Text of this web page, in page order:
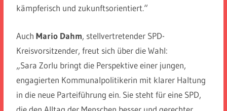
kämpferisch und zukunftsorientiert.“
AuchMario Dahm, stellvertretender SPD-
Kreisvorsitzender, freut sich über die Wahl:
„Sara Zorlu bringt die Perspektive einer jungen,
engagierten Kommunalpolitikerin mit klarer Haltung
in die neue Parteiführung ein. Sie steht für eine SPD,